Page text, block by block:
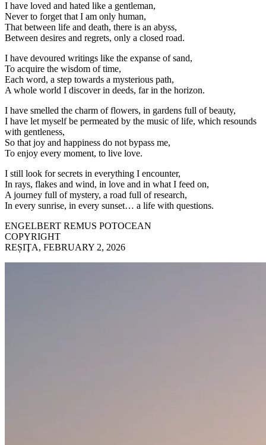
I have loved and hated like a gentleman,
Never to forget that I am only human,
That between life and death, there is an abyss,
Between desires and regrets, only a closed road.
I have devoured writings like the expanse of sand,
To acquire the wisdom of time,
Each word, a step towards a mysterious path,
A whole world I discover in deeds, far in the horizon.
I have smelled the charm of flowers, in gardens full of beauty,
I have let myself be permeated by the music of life, which resounds
with gentleness,
So that joy and happiness do not bypass me,
To enjoy every moment, to live love.
I still look for secrets in everything I encounter,
In rays, flakes and wind, in love and in what I feed on,
A journey full of mystery, a road full of research,
In every sunrise, in every sunset… a life with questions.
ENGELBERT REMUS POTOCEAN
COPYRIGHT
REȘIŢA, FEBRUARY 2, 2026